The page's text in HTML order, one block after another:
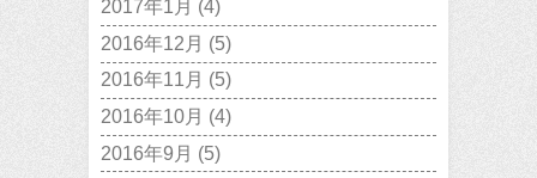
2017年1月 (4)
2016年12月 (5)
2016年11月 (5)
2016年10月 (4)
2016年9月 (5)